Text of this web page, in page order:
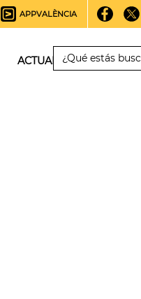
APPVALÈNCIA
ACTUALIDAD